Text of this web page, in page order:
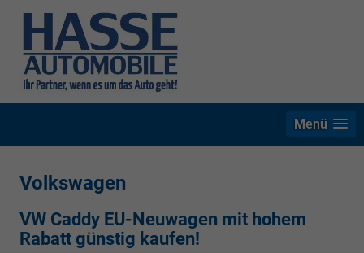
Menü
Volkswagen
VW Caddy EU-Neuwagen mit hohem
Rabatt günstig kaufen!